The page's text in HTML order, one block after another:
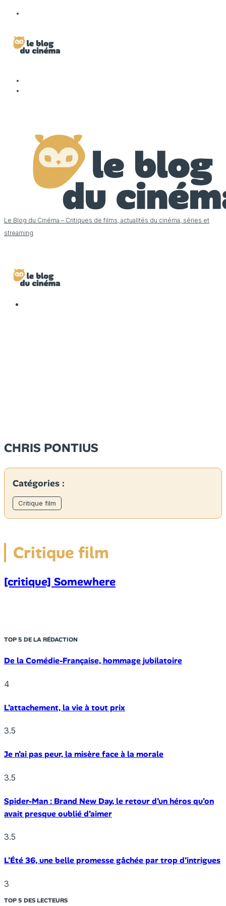
Le Blog du Cinéma – Critiques de films, actualités du cinéma, séries et
streaming
CHRIS PONTIUS
Catégories :
Critique film
Critique film
[critique] Somewhere
TOP 5 DE LA RÉDACTION
De la Comédie-Française, hommage jubilatoire
4
L’attachement, la vie à tout prix
3.5
Je n’ai pas peur, la misère face à la morale
3.5
Spider-Man : Brand New Day, le retour d’un héros qu’on
avait presque oublié d’aimer
3.5
L’Été 36, une belle promesse gâchée par trop d’intrigues
3
TOP 5 DES LECTEURS